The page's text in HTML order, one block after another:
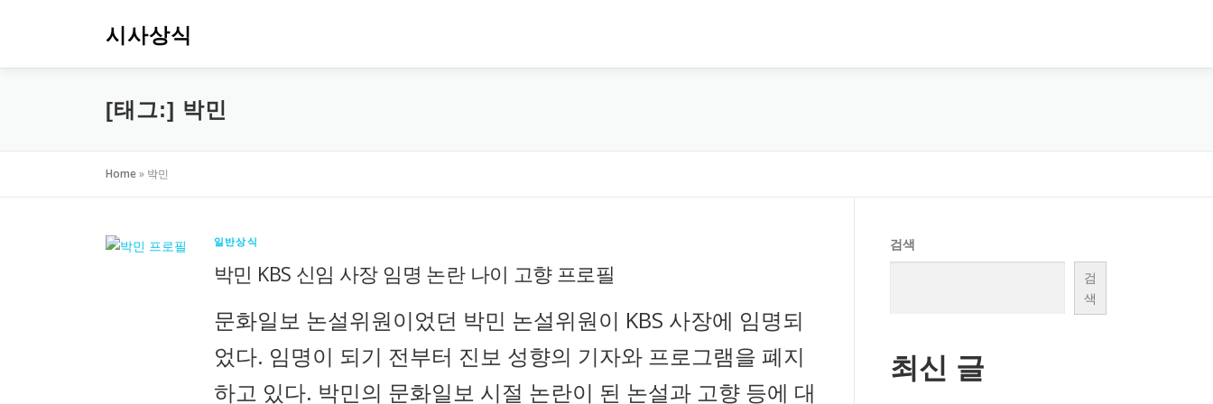
로
시사상식
[태그:] 박민
Home» 박민
일반상식
박민 KBS 신임 사장 임명 논란 나이 고향 프로필
문화일보 논설위원이었던 박민 논설위원이 KBS 사장에 임명되
었다. 임명이 되기 전부터 진보 성향의 기자와 프로그램을 폐지
하고 있다. 박민의 문화일보 시절 논란이 된 논설과 고향 등에 대
검색
검
색
최신 글